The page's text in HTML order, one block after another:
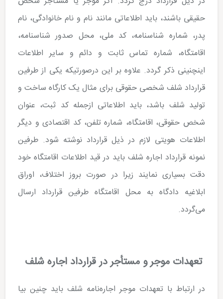
حقیقی باشند، باید اطلاعاتی مانند نام و نام خانوادگی، نام
پدر، شماره شناسنامه، کد ملی، محل صدور شناسنامه،
اقامتگاه، شماره تماس ثابت و دائم و سایر اطلاعات
اینچنینی ذکر گردد. علاوه بر این درصورتیکه یکی از طرفین
قرارداد شلف شخصی حقوقی برای مثال یک کارگاه ساخت و
تولید شلف باشد، باید اطلاعاتی ازجمله کد ثبت، عنوان
شخص حقوقی، اقامتگاه، شماره تلفن، کد اقتصادی و دیگر
اطلاعات هویتی لازم در ذیل قرارداد نوشته شود. طرفین
نمونه قرارداد اجاره شلف باید در قید اطلاعات اقامتگاه خود
دقت بسیاری نمایند زیرا در صورت بروز اختلاف، اوراق
ابلاغیه دادگاه به محل اقامتگاه طرفین قرارداد ارسال
می‌گردد.
تعهدات موجر و مستأجر در قرارداد اجاره شلف
در ارتباط با تعهدات موجر اجاره‌نامه شلف باید چنین بیا